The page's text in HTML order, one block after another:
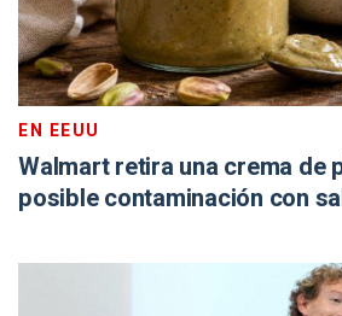
EN EEUU
Walmart retira una crema de
posible contaminación con